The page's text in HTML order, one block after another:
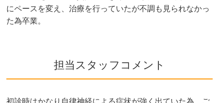
にペースを変え、治療を行っていたが不調も見られなかっ
た為卒業。
担当スタッフコメント
初診時はかなり自律神経による症状が強く出ていた為、ご